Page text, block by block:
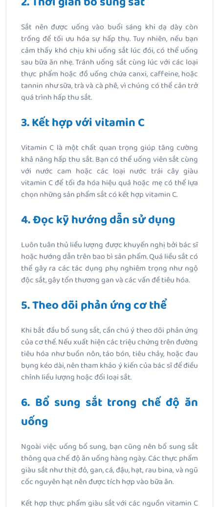
Sắt nên được uống vào buổi sáng khi dạ dày còn
trống để tối ưu hóa sự hấp thụ. Tuy nhiên, nếu bạn
cảm thấy khó chịu khi uống sắt lúc đói, có thể uống
sau bữa ăn nhẹ. Tránh uống sắt cùng lúc với các loại
thực phẩm hoặc đồ uống chứa canxi, caffeine, hoặc
tannin như sữa, trà và cà phê, vì chúng có thể cản trở
quá trình hấp thu sắt.
3. Kết hợp với vitamin C
Vitamin C là một chất quan trọng giúp tăng cường
khả năng hấp thu sắt. Bạn có thể uống viên sắt cùng
với nước cam hoặc các loại nước trái cây giàu
vitamin C để tối đa hóa hiệu quả hoặc mẹ có thể lựa
chọn những sản phẩm sắt có kết hợp vitamin C.
4. Đọc kỹ hướng dẫn sử dụng
Luôn tuân thủ liều lượng được khuyến nghị bởi bác sĩ
hoặc hướng dẫn trên bao bì sản phẩm. Quá liều sắt có
thể gây ra các tác dụng phụ nghiêm trọng như ngộ
độc sắt, gây tổn thương gan và các vấn đề tiêu hóa.
5. Theo dõi phản ứng cơ thể
Khi bắt đầu bổ sung sắt, cần chú ý theo dõi phản ứng
của cơ thể. Nếu xuất hiện các triệu chứng trên đường
tiêu hóa như buồn nôn, táo bón, tiêu chảy, hoặc đau
bụng kéo dài, nên tham khảo ý kiến của bác sĩ để điều
chỉnh liều lượng hoặc đổi loại sắt.
6. Bổ sung sắt trong chế độ ăn
uống
Ngoài việc uống bổ sung, bạn cũng nên bổ sung sắt
thông qua chế độ ăn uống hàng ngày. Các thực phẩm
giàu sắt như thịt đỏ, gan, cá, đậu, hạt, rau bina, và ngũ
cốc nguyên hạt nên được tích hợp vào bữa ăn.
Kết hợp thực phẩm giàu sắt với các nguồn vitamin C